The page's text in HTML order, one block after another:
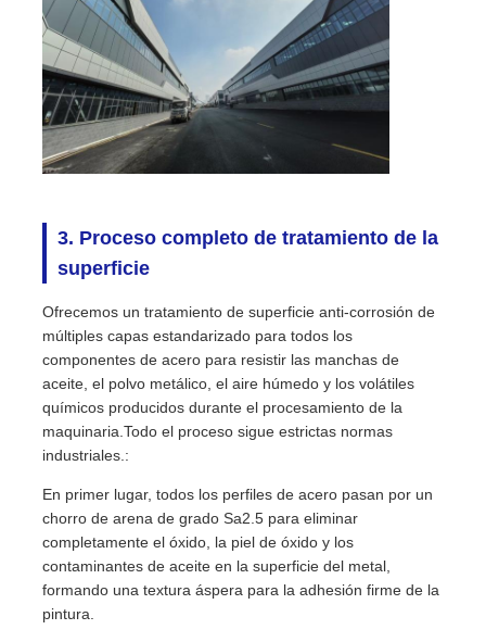
3. Proceso completo de tratamiento de la
superficie
Ofrecemos un tratamiento de superficie anti-corrosión de
múltiples capas estandarizado para todos los
componentes de acero para resistir las manchas de
aceite, el polvo metálico, el aire húmedo y los volátiles
químicos producidos durante el procesamiento de la
maquinaria.Todo el proceso sigue estrictas normas
industriales.:
En primer lugar, todos los perfiles de acero pasan por un
chorro de arena de grado Sa2.5 para eliminar
completamente el óxido, la piel de óxido y los
contaminantes de aceite en la superficie del metal,
formando una textura áspera para la adhesión firme de la
pintura.